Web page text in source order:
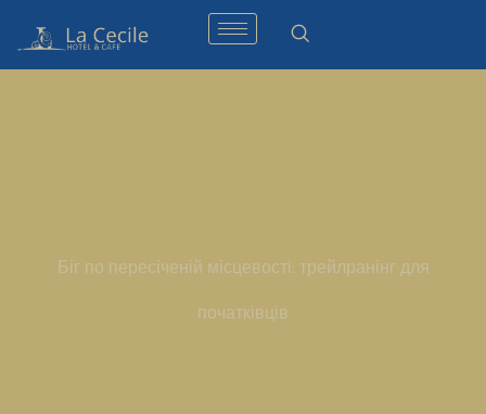
Біг по пересіченій місцевості: трейлранінг для
початківців